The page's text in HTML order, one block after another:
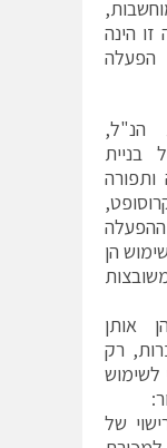
הינה
הנ"ל,
בניית
הן
אותן
רק
לשימוש
של